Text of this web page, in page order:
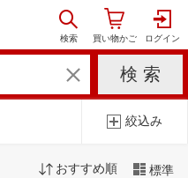
絞込み
おすすめ順 標準